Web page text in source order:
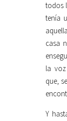
todos
tenía
casa
la
que,
Y